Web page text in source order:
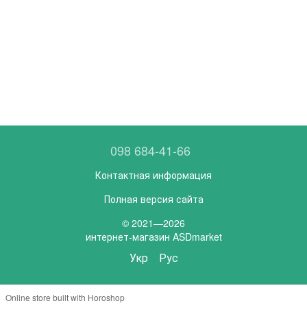
098 684-41-66
Контактная информация
Полная версия сайта
© 2021—2026
интернет-магазин ASDmarket
Укр Рус
Online store built with Horoshop